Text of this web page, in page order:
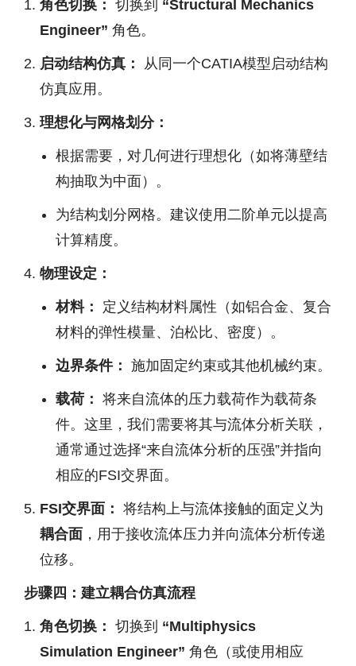
角色切换： 切换到 “Structural Mechanics
Engineer” 角色。
启动结构仿真：
从同一个CATIA模型启动结构
仿真应用。
理想化与网格划分：
根据需要，对几何进行理想化（如将薄壁结
构抽取为中面）。
为结构划分网格。建议使用二阶单元以提高
计算精度。
物理设定：
材料：
定义结构材料属性（如铝合金、复合
材料的弹性模量、泊松比、密度）。
边界条件： 施加固定约束或其他机械约束。
载荷： 将来自流体的压力载荷作为载荷条
件。这里，我们需要将其与流体分析关联，
通常通过选择“来自流体分析的压强”并指向
相应的FSI交界面。
FSI交界面： 将结构上与流体接触的面定义为
耦合面 ，用于接收流体压力并向流体分析传递
位移。
步骤四：建立耦合仿真流程
角色切换： 切换到 “Multiphysics
Simulation Engineer” 角色（或使用相应